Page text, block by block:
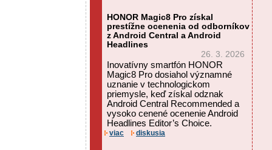
HONOR Magic8 Pro získal
prestížne ocenenia od odborníkov
z Android Central a Android
Headlines
26. 3. 2026
Inovatívny smartfón HONOR
Magic8 Pro dosiahol významné
uznanie v technologickom
priemysle, keď získal odznak
Android Central Recommended a
vysoko cenené ocenenie Android
Headlines Editor’s Choice.
viac diskusia